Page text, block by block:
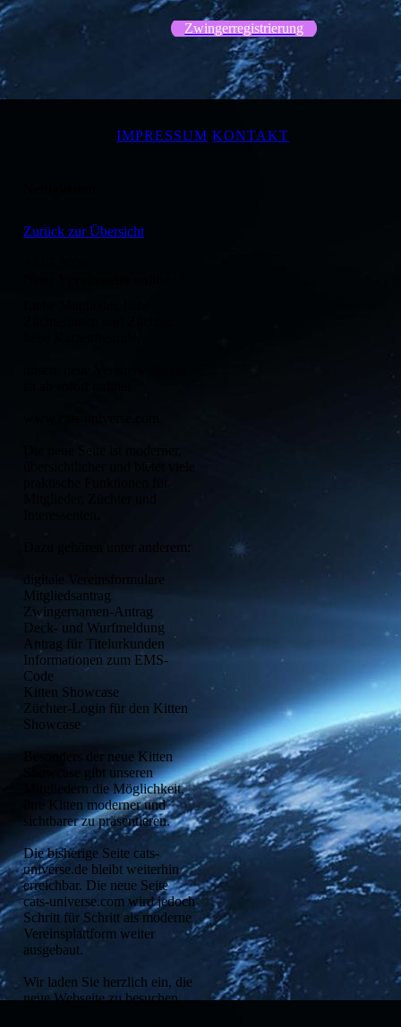
Zwingerregistrierung
IMPRESSUM KONTAKT
Zurück zur Übersicht
übersichtlicher und bietet viele
Dazu gehören unter anderem:
digitale Vereinsformulare
Mitgliedsantrag
Zwingernamen-Antrag
Deck- und Wurfmeldung
Antrag für Titelurkunden
Informationen zum EMS-
Code
Kitten Showcase
Züchter-Login für den Kitten
Showcase
Besonders der neue Kitten
Showcase gibt unseren
Mitgliedern die Möglichkeit,
ihre Kitten moderner und
sichtbarer zu präsentieren.
Die bisherige Seite cats-
universe.de bleibt weiterhin
erreichbar. Die neue Seite
cats-universe.com wird jedoch
Schritt für Schritt als moderne
Vereinsplattform weiter
ausgebaut.
Wir laden Sie herzlich ein, die
neue Webseite zu besuchen.